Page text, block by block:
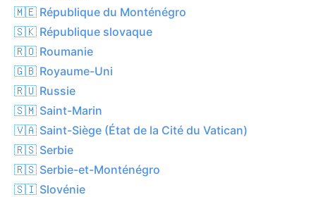
🇲🇪 République du Monténégro
🇸🇰 République slovaque
🇷🇴 Roumanie
🇬🇧 Royaume-Uni
🇷🇺 Russie
🇸🇲 Saint-Marin
🇻🇦 Saint-Siège (État de la Cité du Vatican)
🇷🇸 Serbie
🇷🇸 Serbie-et-Monténégro
🇸🇮 Slovénie